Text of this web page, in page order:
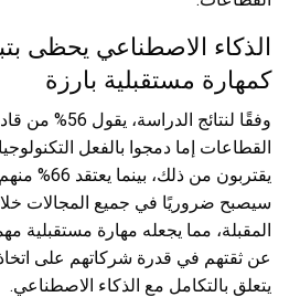
الذكاء الاصطناعي يحظى
كمهارة مستقبلية بارزة
وفقًا لنتائج
القطاعات إما دمجوا بالفعل
يقتربون من
سيصبح ضروريًا في جميع المجالات
عن ثقتهم في قدرة شركاتهم على
يتعلق بالتكامل مع الذكاء الاصطناعي.